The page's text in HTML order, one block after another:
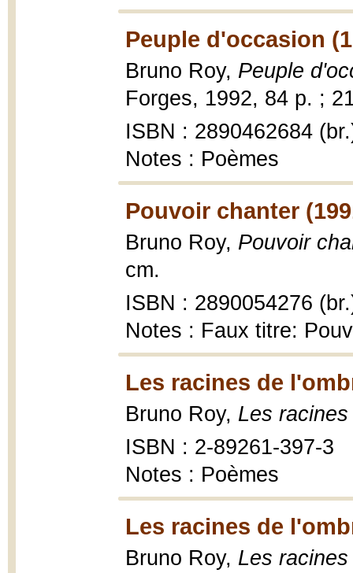
Peuple d'occasion
Bruno Roy, Peuple
Forges, 1992, 84 p. ;
ISBN : 2890462684
Notes : Poèmes
Pouvoir chanter
Bruno Roy, Pouvoir
cm.
ISBN : 2890054276
Notes : Faux titre:
Les racines de
Bruno Roy, Les
ISBN : 2-89261-397-3
Notes : Poèmes
Les racines de
Bruno Roy, Les